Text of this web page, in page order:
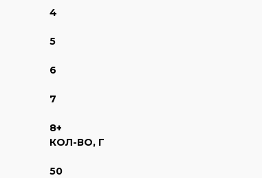
4
5
6
7
8+
КОЛ-ВО, Г
50